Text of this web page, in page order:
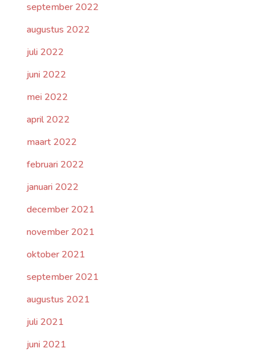
september 2022
augustus 2022
juli 2022
juni 2022
mei 2022
april 2022
maart 2022
februari 2022
januari 2022
december 2021
november 2021
oktober 2021
september 2021
augustus 2021
juli 2021
juni 2021